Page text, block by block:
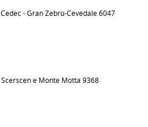
- Gran Zebrù-Cevedale 6047
e Monte Motta 9368